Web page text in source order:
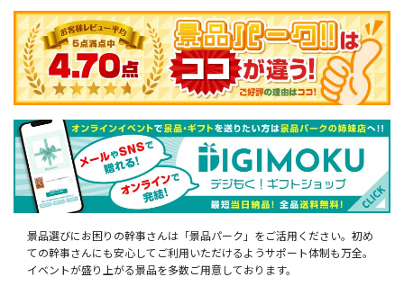
景品選びにお困りの幹事さんは「景品パーク」をご活用ください。初め
ての幹事さんにも安心してご利用いただけるようサポート体制も万全。
イベントが盛り上がる景品を多数ご用意しております。